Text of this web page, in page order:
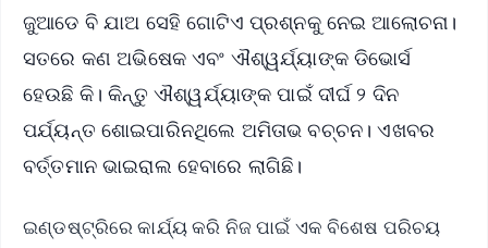
ଜୁଆଡେ ବି ଯାଅ ସେହି ଗୋଟିଏ ପ୍ରଶ୍ନକୁ ନେଇ ଆଲୋଚନା।
ସତରେ କଣ ଅଭିଷେକ ଏବଂ ଐଶ୍ୱର୍ଯ୍ୟାଙ୍କ ଡିଭୋର୍ସ
ହେଉଛି କି। କିନ୍ତୁ ଐଶ୍ୱର୍ଯ୍ୟାଙ୍କ ପାଇଁ ଦୀର୍ଘ ୨ ଦିନ
ପର୍ଯ୍ୟନ୍ତ ଶୋଇପାରିନଥିଲେ ଅମିତାଭ ବଚ୍ଚନ। ଏଖବର
ବର୍ତ୍ତମାନ ଭାଇରାଲ ହେବାରେ ଲାଗିଛି।
ଇଣ୍ଡଷ୍ଟ୍ରିରେ କାର୍ଯ୍ୟ କରି ନିଜ ପାଇଁ ଏକ ବିଶେଷ ପରିଚୟ